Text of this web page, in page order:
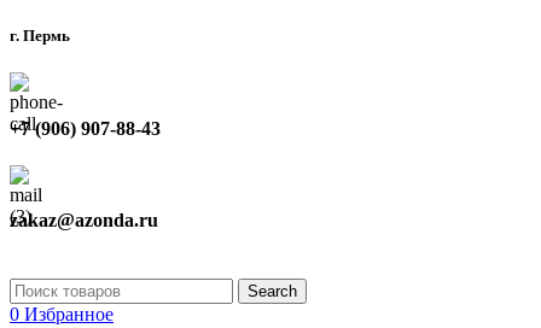
г. Пермь
+7 (906) 907-88-43
zakaz@azonda.ru
Search
0 Избранное